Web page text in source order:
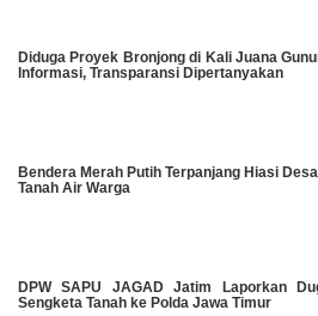
Diduga Proyek Bronjong di Kali Juana
Informasi, Transparansi Dipertanyakan
Bendera Merah Putih Terpanjang Hiasi
Tanah Air Warga
DPW SAPU JAGAD Jatim Laporkan
Sengketa Tanah ke Polda Jawa Timur